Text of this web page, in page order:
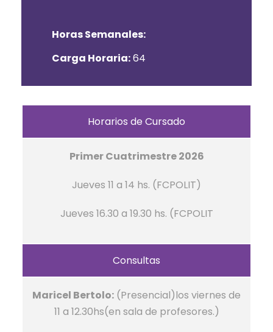
Horas Semanales:
Carga Horaria:64
Horarios de Cursado
Primer Cuatrimestre 2026
Jueves 11 a 14 hs. (FCPOLIT)
Jueves 16.30 a 19.30 hs. (FCPOLIT
Consultas
Maricel Bertolo: (Presencial)los viernes de
11 a 12.30hs(en sala de profesores.)